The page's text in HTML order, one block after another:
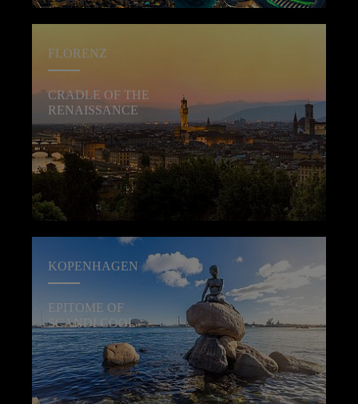
FLORENZ
CRADLE OF THE
RENAISSANCE
KOPENHAGEN
EPITOME OF
SCANDI COOL